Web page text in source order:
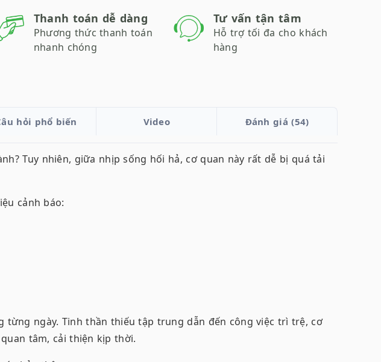
Thanh toán dễ dàng
Phương thức thanh toán
nhanh chóng
Tư vấn tận tâm
Hỗ trợ tối đa cho khách
hàng
hỏi phổ biến Video Đánh giá (54)
Tuy nhiên, giữa nhịp sống hối hả, cơ quan này rất dễ bị quá tải
cảnh báo:
ngày. Tinh thần thiếu tập trung dẫn đến công việc trì trệ, cơ
tâm, cải thiện kịp thời.